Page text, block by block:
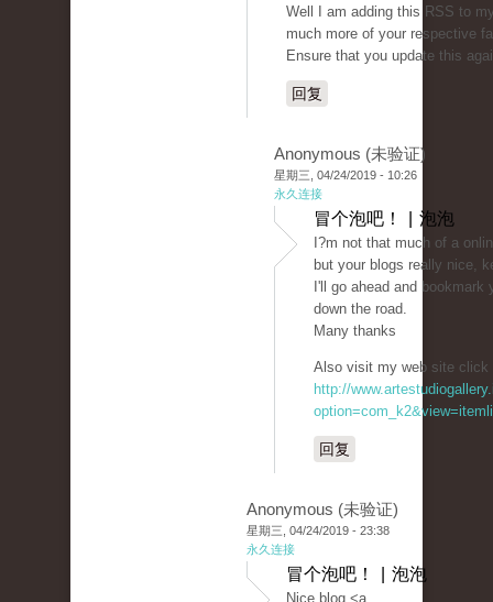
Well I am adding this RSS to
much more of your respective
Ensure that you update this
回复
Anonymous (未验证)
星期三, 04/24/2019 - 10:26
永久连接
冒个泡吧！ | 泡泡
I?m not that much of a
but your blogs really nice,
I'll go ahead and
down the road.
Many thanks
Also visit my web site click
http://
回复
Anonymous (未验证)
星期三, 04/24/2019 - 23:38
永久连接
冒个泡吧！ | 泡泡
Nice blog <a